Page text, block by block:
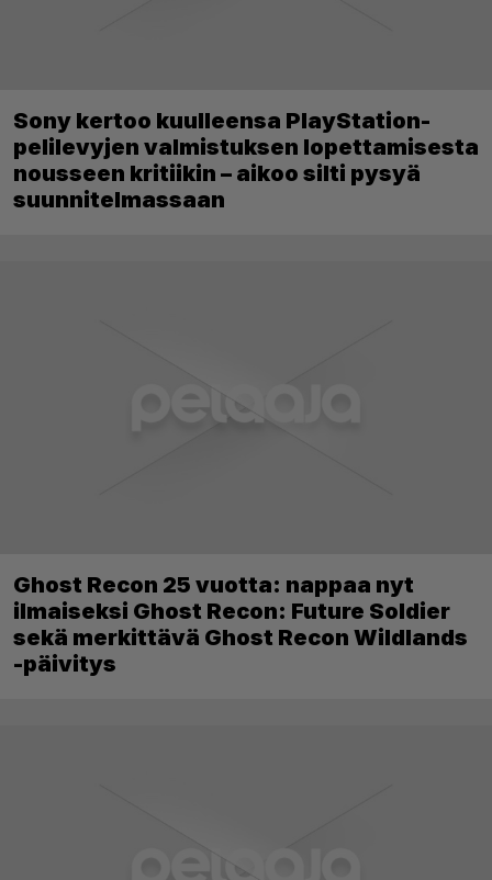
Sony kertoo kuulleensa PlayStation-
pelilevyjen valmistuksen lopettamisesta
nousseen kritiikin – aikoo silti pysyä
suunnitelmassaan
Ghost Recon 25 vuotta: nappaa nyt
ilmaiseksi Ghost Recon: Future Soldier
sekä merkittävä Ghost Recon Wildlands
-päivitys